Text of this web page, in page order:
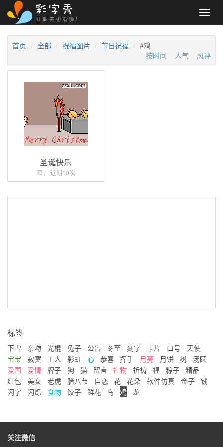
首页 全部 祝福图片 节日祝福
#鸡
按时间
人气 风评
圣诞快乐
鸡， 近期10次
标签
下雪 亲吻 光棍 兔子 公告 冬至 刻字 卡片 口号
天使
宝宝
寂寞 工人 彩虹 心 恭喜 挥手 月亮 月饼 树
汤圆
爱国
爱情 牌子 狗 猫 留言 礼物 祈祷 福 粽子 精品
红包 美女 老虎 腊八节 自恋 花 花朵 软件仿真 金子 钱
闪字
闪烁 食物 饺子 鲜花 鸟 鸡 龙
关注微信